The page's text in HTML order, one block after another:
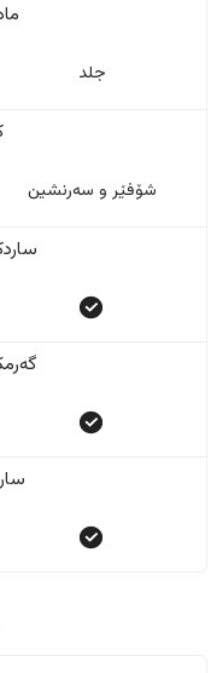
جلد
شۆفێر و سەرنشین